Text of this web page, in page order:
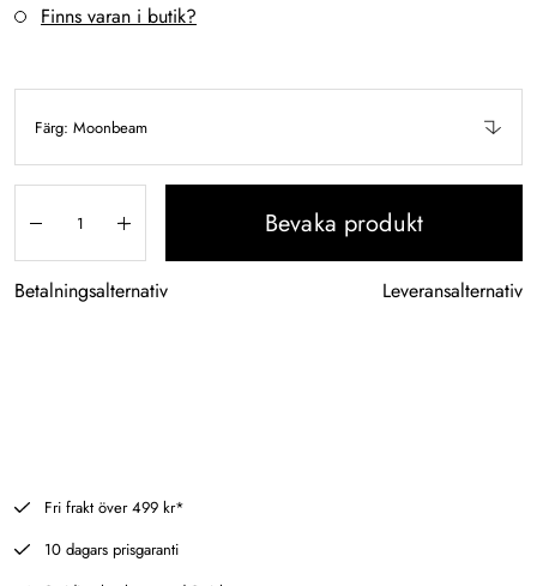
Finns varan i butik?
Färg: Moonbeam
Bevaka produkt
Betalningsalternativ Leveransalternativ
Fri frakt över 499 kr*
10 dagars prisgaranti